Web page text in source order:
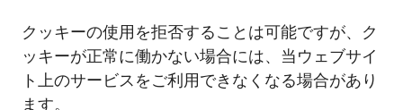
クッキーの使用を拒否することは可能ですが、ク
ッキーが正常に働かない場合には、当ウェブサイ
ト上のサービスをご利用できなくなる場合があり
ます。